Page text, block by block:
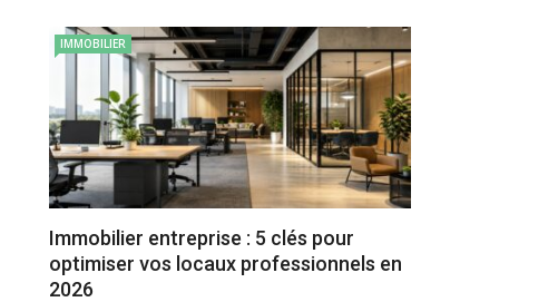
IMMOBILIER
Immobilier entreprise : 5 clés pour
optimiser vos locaux professionnels en
2026